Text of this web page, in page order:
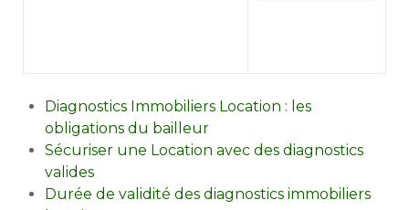
Diagnostics Immobiliers Location : les
obligations du bailleur
Sécuriser une Location avec des diagnostics
valides
Durée de validité des diagnostics immobiliers